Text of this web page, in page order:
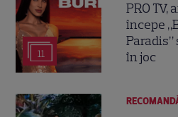
11
PRO TV,
începe
în joc